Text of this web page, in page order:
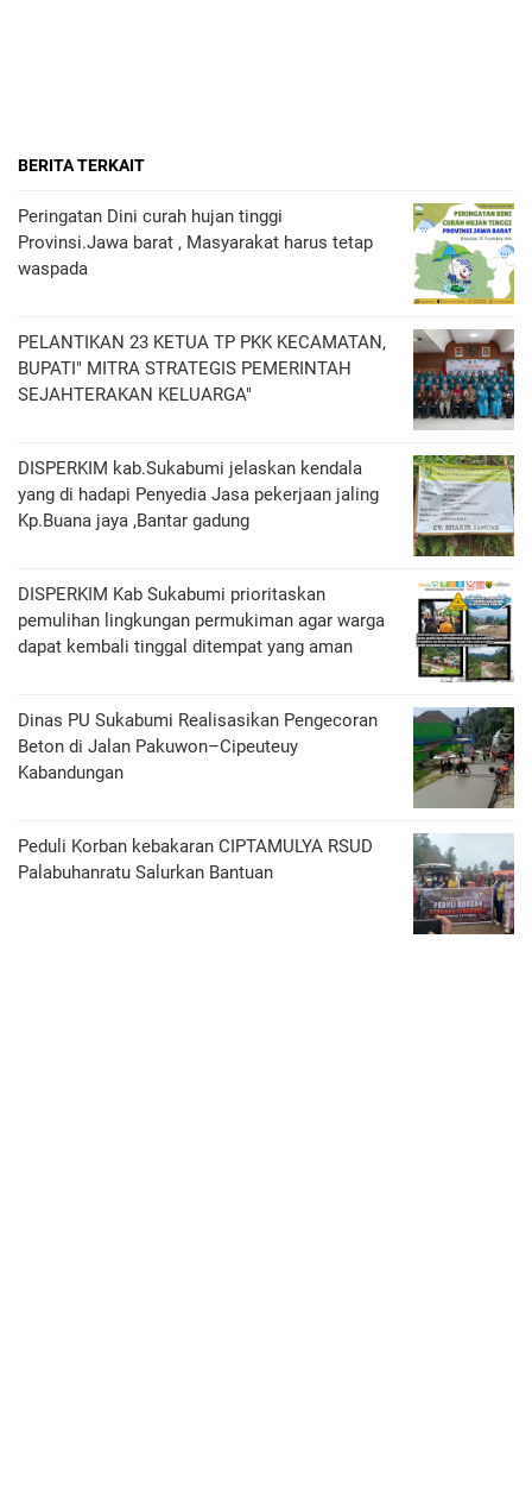
BERITA TERKAIT
Peringatan Dini curah hujan tinggi
Provinsi.Jawa barat , Masyarakat harus tetap
waspada
PELANTIKAN 23 KETUA TP PKK KECAMATAN,
BUPATI" MITRA STRATEGIS PEMERINTAH
SEJAHTERAKAN KELUARGA"
DISPERKIM kab.Sukabumi jelaskan kendala
yang di hadapi Penyedia Jasa pekerjaan jaling
Kp.Buana jaya ,Bantar gadung
DISPERKIM Kab Sukabumi prioritaskan
pemulihan lingkungan permukiman agar warga
dapat kembali tinggal ditempat yang aman
Dinas PU Sukabumi Realisasikan Pengecoran
Beton di Jalan Pakuwon–Cipeuteuy
Kabandungan
Peduli Korban kebakaran CIPTAMULYA RSUD
Palabuhanratu Salurkan Bantuan